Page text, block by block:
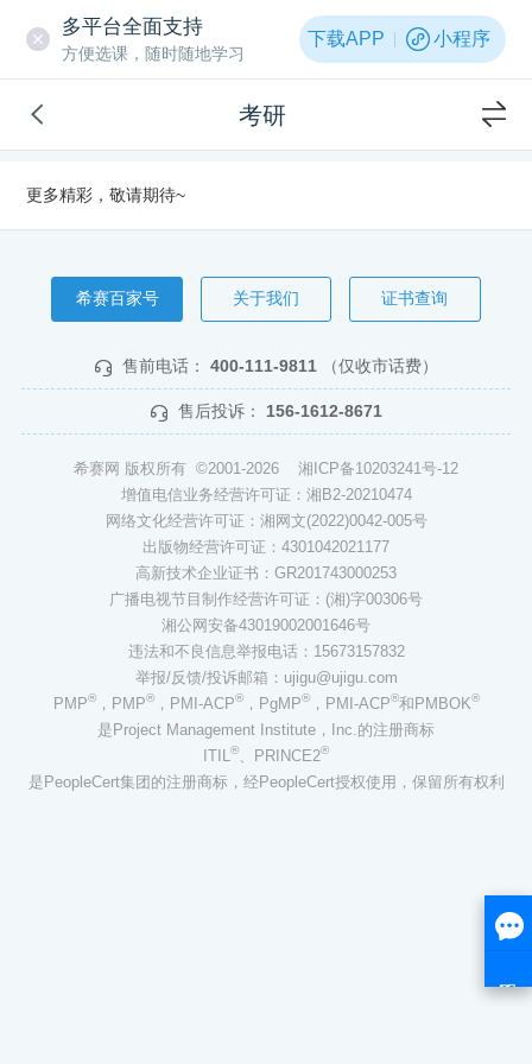
多平台全面支持
方便选课，随时随地学习
下载APP 小程序
考研
更多精彩，敬请期待~
希赛百家号 关于我们 证书查询
售前电话： 400-111-9811 （仅收市话费）
售后投诉： 156-1612-8671
希赛网 版权所有 ©2001-2026 湘ICP备10203241号-12
增值电信业务经营许可证：湘B2-20210474
网络文化经营许可证：湘网文(2022)0042-005号
出版物经营许可证：4301042021177
高新技术企业证书：GR201743000253
广播电视节目制作经营许可证：(湘)字00306号
湘公网安备43019002001646号
违法和不良信息举报电话：15673157832
举报/反馈/投诉邮箱：ujigu@ujigu.com
PMP®，PMP®，PMI-ACP®，PgMP®，PMI-ACP®和PMBOK®
是Project Management Institute，Inc.的注册商标
ITIL®、PRINCE2®
是PeopleCert集团的注册商标，经PeopleCert授权使用，保留所有权利